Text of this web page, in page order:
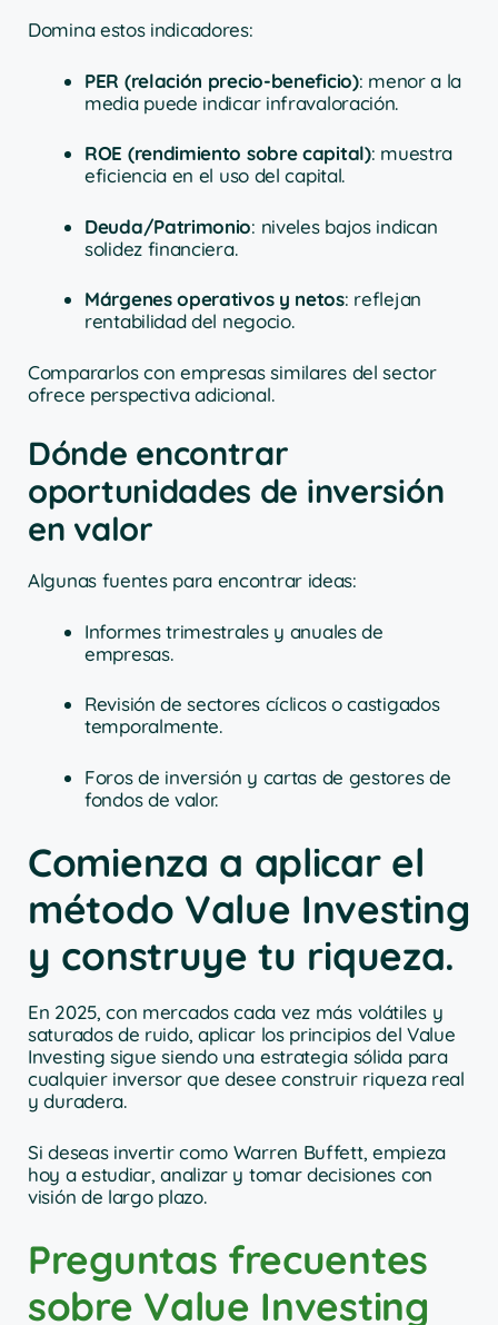
Domina estos indicadores:
PER (relación precio-beneficio): menor a la
media puede indicar infravaloración.
ROE (rendimiento sobre capital): muestra
eficiencia en el uso del capital.
Deuda/Patrimonio: niveles bajos indican
solidez financiera.
Márgenes operativos y netos: reflejan
rentabilidad del negocio.
Compararlos con empresas similares del sector
ofrece perspectiva adicional.
Dónde encontrar
oportunidades de inversión
en valor
Algunas fuentes para encontrar ideas:
Informes trimestrales y anuales de
empresas.
Revisión de sectores cíclicos o castigados
temporalmente.
Foros de inversión y cartas de gestores de
fondos de valor.
Comienza a aplicar el
método Value Investing
y construye tu riqueza.
En 2025, con mercados cada vez más volátiles y
saturados de ruido, aplicar los principios del Value
Investing sigue siendo una estrategia sólida para
cualquier inversor que desee construir riqueza real
y duradera.
Si deseas invertir como Warren Buffett, empieza
hoy a estudiar, analizar y tomar decisiones con
visión de largo plazo.
Preguntas frecuentes
sobre Value Investing